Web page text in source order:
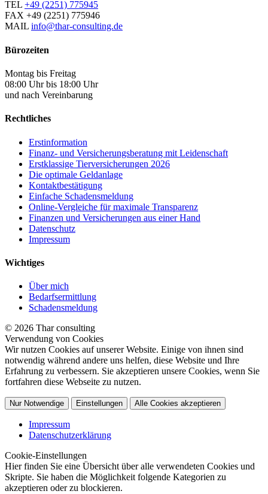
TEL +49 (2251) 775945
FAX +49 (2251) 775946
MAIL info@thar-consulting.de
Bürozeiten
Montag bis Freitag
08:00 Uhr bis 18:00 Uhr
und nach Vereinbarung
Rechtliches
Erstinformation
Finanz- und Versicherungsberatung mit Leidenschaft
Erstklassige Tierversicherungen 2026
Die optimale Geldanlage
Kontaktbestätigung
Einfache Schadensmeldung
Online-Vergleiche für maximale Transparenz
Finanzen und Versicherungen aus einer Hand
Datenschutz
Impressum
Wichtiges
Über mich
Bedarfsermittlung
Schadensmeldung
© 2026 Thar consulting
Verwendung von Cookies
Wir nutzen Cookies auf unserer Website. Einige von ihnen sind
notwendig während andere uns helfen, diese Website und Ihre
Erfahrung zu verbessern. Sie akzeptieren unsere Cookies, wenn Sie
fortfahren diese Webseite zu nutzen.
Nur Notwendige Einstellungen Alle Cookies akzeptieren
Impressum
Datenschutzerklärung
Cookie-Einstellungen
Hier finden Sie eine Übersicht über alle verwendeten Cookies und
Skripte. Sie haben die Möglichkeit folgende Kategorien zu
akzeptieren oder zu blockieren.